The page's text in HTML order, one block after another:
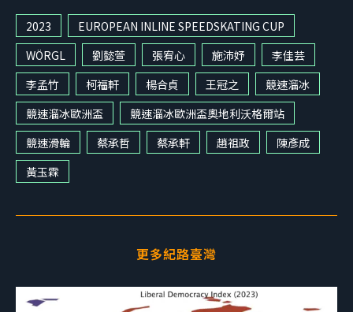
2023
EUROPEAN INLINE SPEEDSKATING CUP
WÖRGL
劉懿萱 張宥心 施沛妤
李佳芸
李孟竹
柯福軒 楊合貞 王冠之
競速溜冰
競速溜冰歐洲盃
競速溜冰歐洲盃奧地利沃格爾站
競速滑輪
蔡承哲 蔡承軒 趙祖政
陳彥成
黃玉霖
更多紀路臺灣